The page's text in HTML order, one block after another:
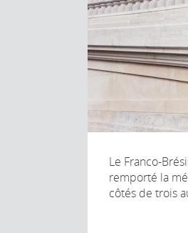
Le Franco-
remporté la
côtés de trois